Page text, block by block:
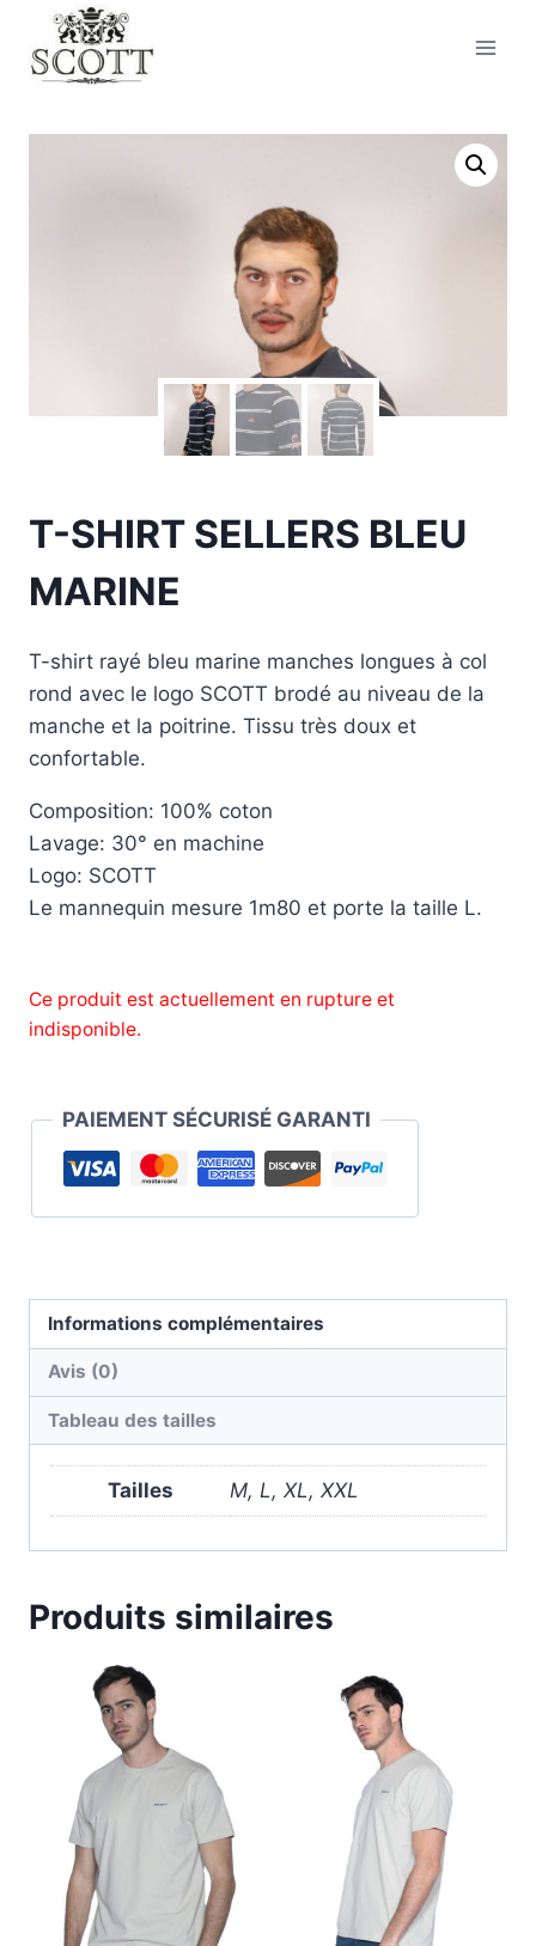
T-SHIRT SELLERS BLEU
MARINE
T-shirt rayé bleu marine manches longues à col
rond avec le logo SCOTT brodé au niveau de la
manche et la poitrine. Tissu très doux et
confortable.
Composition: 100% coton
Lavage: 30° en machine
Logo: SCOTT
Le mannequin mesure 1m80 et porte la taille L.
Ce produit est actuellement en rupture et
indisponible.
PAIEMENT SÉCURISÉ GARANTI
Informations complémentaires
Avis (0)
Tableau des tailles
Tailles M, L, XL, XXL
Produits similaires